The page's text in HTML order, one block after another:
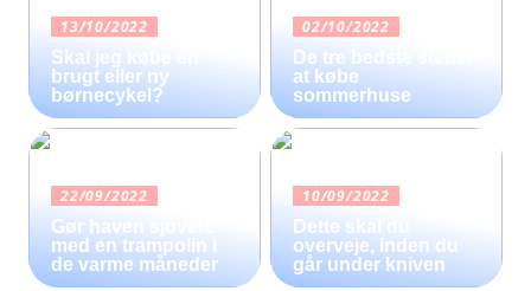
13/10/2022
Skal jeg købe en
brugt eller ny
børnecykel?
02/10/2022
De tre bedste steder
at købe
sommerhuse
22/09/2022
Gør haven sjovere
med en trampolin i
de varme måneder
10/09/2022
Dette skal du
overveje, inden du
går under kniven